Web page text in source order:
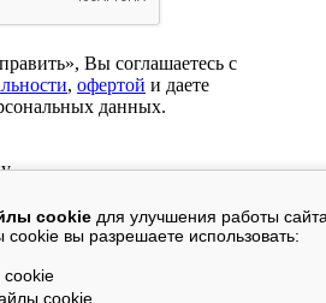
cookie для улучшения работы
cookie вы разрешаете использовать:
cookie
Вы соглашаетесь с
, офертой и даете
данных.